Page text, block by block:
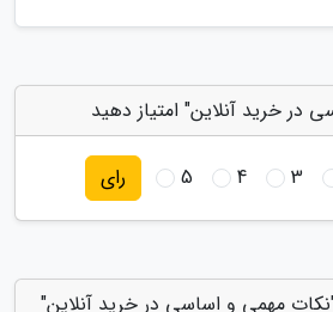
در خرید آنلاین" امتیاز دهید
3
4
5 رای
مهمی و اساسی در خرید آنلاین"